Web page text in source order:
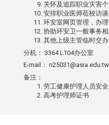
关怀及追踪职业灾害
安排职业医师莅校访
环安室网页管理，办
协助环安卫一般事务
其他上级主管临时交
分机： 3364 L104办公室
E-mail： n25031@asia.edu.tw
备注：
劳工健康护理人员安
高考护理师证书